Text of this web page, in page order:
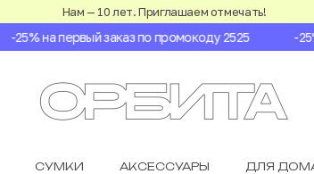
Нам — 10 лет. Приглашаем отмечать!
-25% на первый заказ по промокоду 2525 -
СУМКИ АКСЕССУАРЫ ДЛЯ